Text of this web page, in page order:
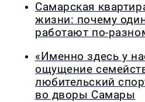
Самарская
жизни: почему
работают по-
«Именно здесь у
ощущение
любительский
во дворы Самары